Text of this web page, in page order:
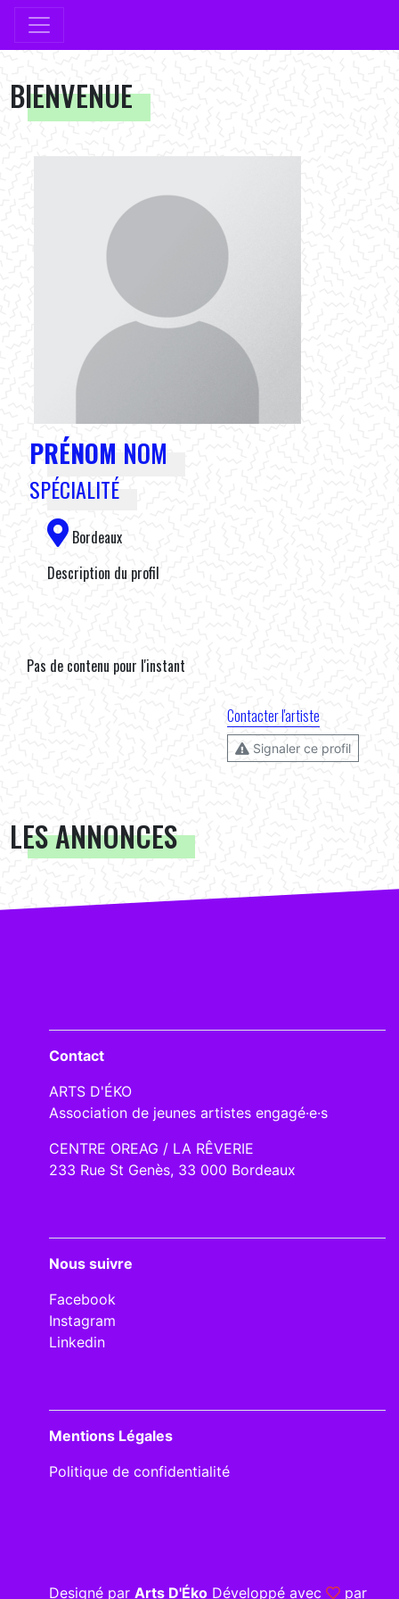
BIENVENUE
PRÉNOM NOM
SPÉCIALITÉ
Bordeaux
Description du profil
Pas de contenu pour l'instant
Contacter l'artiste
Signaler ce profil
LES ANNONCES
Contact
ARTS D'ÉKO
Association de jeunes artistes engagé·e·s
CENTRE OREAG / LA RÊVERIE
233 Rue St Genès, 33 000 Bordeaux
Nous suivre
Facebook
Instagram
Linkedin
Mentions Légales
Politique de confidentialité
Designé par Arts D'Éko Développé avec par